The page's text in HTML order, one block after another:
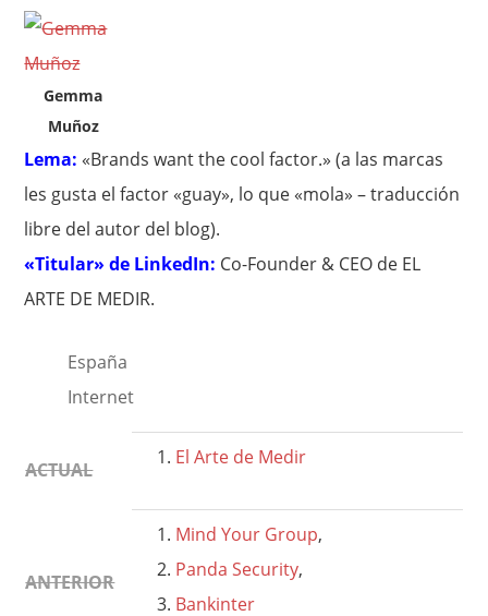
Gemma
Muñoz
Lema: «Brands want the cool factor.» (a las marcas
les gusta el factor «guay», lo que «mola» – traducción
libre del autor del blog).
«Titular» de LinkedIn: Co-Founder & CEO de EL
ARTE DE MEDIR.
España
Internet
ACTUAL
El Arte de Medir
ANTERIOR
Mind Your Group,
Panda Security,
Bankinter